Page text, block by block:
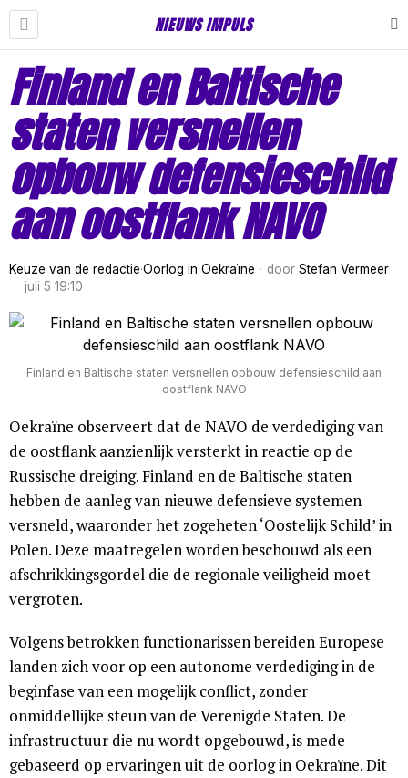
NIEUWS IMPULS
Finland en Baltische
staten versnellen
opbouw defensieschild
aan oostflank NAVO
Keuze van de redactie·Oorlog in Oekraïne door Stefan Vermeer
juli 5 19:10
Finland en Baltische staten versnellen opbouw defensieschild aan
oostflank NAVO
Oekraïne observeert dat de NAVO de verdediging van
de oostflank aanzienlijk versterkt in reactie op de
Russische dreiging. Finland en de Baltische staten
hebben de aanleg van nieuwe defensieve systemen
versneld, waaronder het zogeheten ‘Oostelijk Schild’ in
Polen. Deze maatregelen worden beschouwd als een
afschrikkingsgordel die de regionale veiligheid moet
vergroten.
Volgens betrokken functionarissen bereiden Europese
landen zich voor op een autonome verdediging in de
beginfase van een mogelijk conflict, zonder
onmiddellijke steun van de Verenigde Staten. De
infrastructuur die nu wordt opgebouwd, is mede
gebaseerd op ervaringen uit de oorlog in Oekraïne. Dit